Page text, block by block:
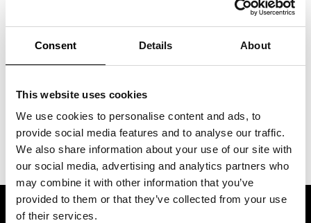
Consent Details About
This website uses cookies
We use cookies to personalise content and ads, to
provide social media features and to analyse our traffic.
We also share information about your use of our site with
our social media, advertising and analytics partners who
may combine it with other information that you’ve
provided to them or that they’ve collected from your use
of their services.